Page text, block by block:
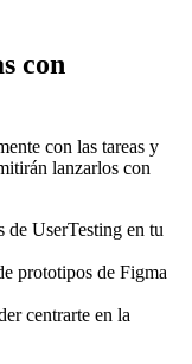
con
con las tareas y
lanzarlos con
de UserTesting en tu
prototipos de Figma
centrarte en la